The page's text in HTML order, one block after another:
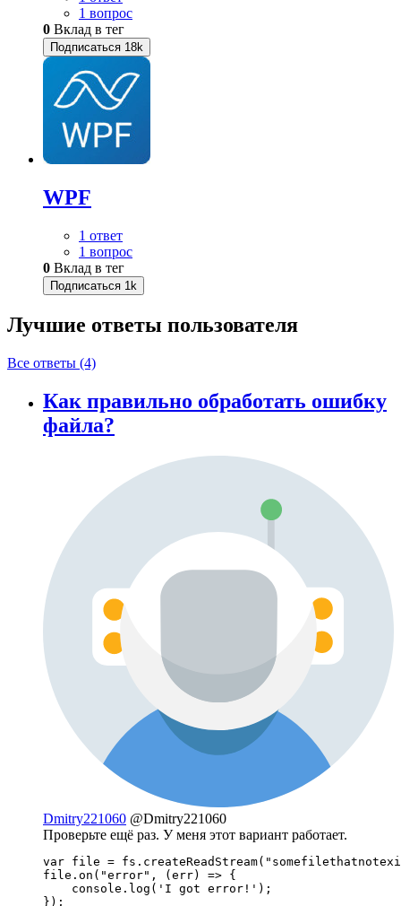
1 вопрос
0 Вклад в тег
Подписаться 18k
WPF
1 ответ
1 вопрос
0 Вклад в тег
Подписаться 1k
Лучшие ответы пользователя
Все ответы (4)
Как правильно обработать ошибку
файла?
Dmitry221060 @Dmitry221060
Проверьте ещё раз. У меня этот вариант работает.
var file =
file.on("error", (err) => {
    console.log('I got error!');
});